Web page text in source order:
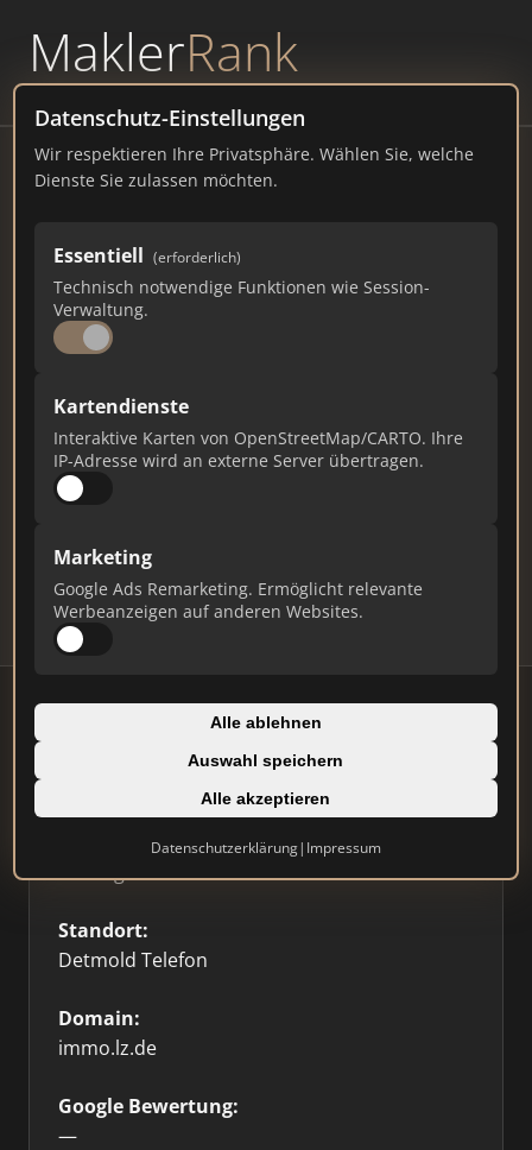
MaklerRank
powered byWAVEPOINT
Datenschutz-Einstellungen
Wir respektieren Ihre Privatsphäre. Wählen Sie, welche
Dienste Sie zulassen möchten.
Essentiell (erforderlich)
Technisch notwendige Funktionen wie Session-
Verwaltung.
Kartendienste
Interaktive Karten von OpenStreetMap/CARTO. Ihre
IP-Adresse wird an externe Server übertragen.
Marketing
Google Ads Remarketing. Ermöglicht relevante
Werbeanzeigen auf anderen Websites.
Alle ablehnen
Auswahl speichern
Alle akzeptieren
Datenschutzerklärung| Impressum
Lippische Landes-Zeitung
immo.lz.de
3.823
Ist das Ihr Unternehmen?
Verifizieren Sie Ihr Profil, bearbeiten Sie Ihre
Updates.
Profil beanspruchen
⭐ Etabliert
Sonstige
Standort:
Detmold Telefon
Domain:
immo.lz.de
Google Bewertung:
—